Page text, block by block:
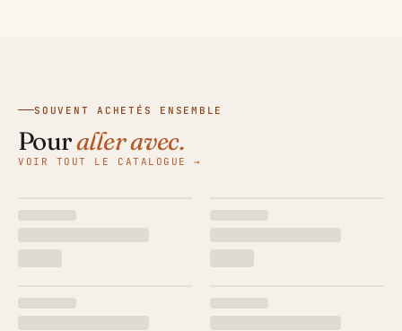
SOUVENT ACHETÉS ENSEMBLE
Pouraller avec.
VOIR TOUT LE CATALOGUE →